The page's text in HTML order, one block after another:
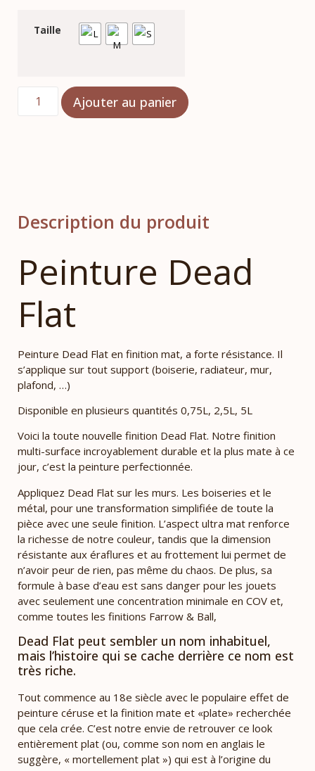
Taille
Ajouter au panier
Description du produit
Peinture Dead
Flat
Peinture Dead Flat en finition mat, a forte résistance. Il
s’applique sur tout support (boiserie, radiateur, mur,
plafond, …)
Disponible en plusieurs quantités 0,75L, 2,5L, 5L
Voici la toute nouvelle finition Dead Flat. Notre finition
multi-surface incroyablement durable et la plus mate à ce
jour, c’est la peinture perfectionnée.
Appliquez Dead Flat sur les murs. Les boiseries et le
métal, pour une transformation simplifiée de toute la
pièce avec une seule finition. L’aspect ultra mat renforce
la richesse de notre couleur, tandis que la dimension
résistante aux éraflures et au frottement lui permet de
n’avoir peur de rien, pas même du chaos. De plus, sa
formule à base d’eau est sans danger pour les jouets
avec seulement une concentration minimale en COV et,
comme toutes les finitions Farrow & Ball,
Dead Flat peut sembler un nom inhabituel,
mais l’histoire qui se cache derrière ce nom est
très riche.
Tout commence au 18e siècle avec le populaire effet de
peinture céruse et la finition mate et «plate» recherchée
que cela crée. C’est notre envie de retrouver ce look
entièrement plat (ou, comme son nom en anglais le
suggère, « mortellement plat ») qui est à l’origine du